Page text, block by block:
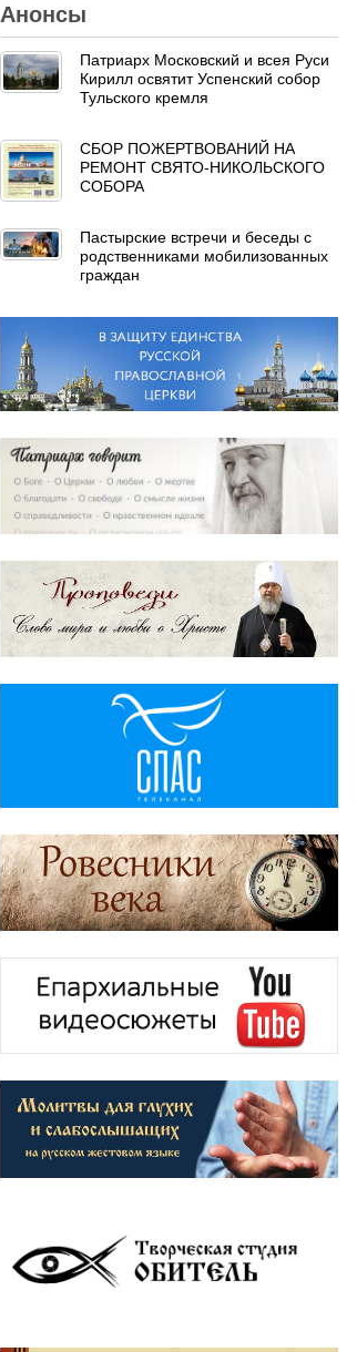
Анонсы
Патриарх Московский и всея Руси
Кирилл освятит Успенский собор
Тульского кремля
СБОР ПОЖЕРТВОВАНИЙ НА
РЕМОНТ СВЯТО-НИКОЛЬСКОГО
СОБОРА
Пастырские встречи и беседы с
родственниками мобилизованных
граждан